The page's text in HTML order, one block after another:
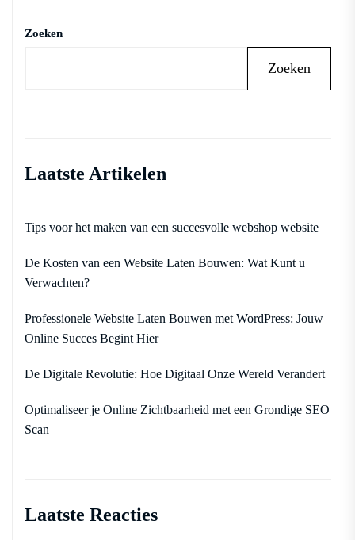
Zoeken
Zoeken
Laatste Artikelen
Tips voor het maken van een succesvolle webshop website
De Kosten van een Website Laten Bouwen: Wat Kunt u
Verwachten?
Professionele Website Laten Bouwen met WordPress: Jouw
Online Succes Begint Hier
De Digitale Revolutie: Hoe Digitaal Onze Wereld Verandert
Optimaliseer je Online Zichtbaarheid met een Grondige SEO
Scan
Laatste Reacties